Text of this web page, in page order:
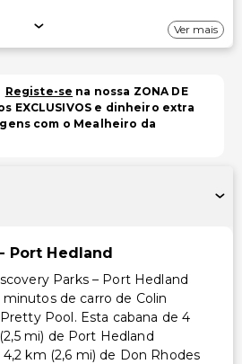
cadeira de rodas
cadeira de rodas
para cadeira de rodas
Ver mais
Registe-se na nossa ZONA DE
EXCLUSIVOS e dinheiro extra
com o Mealheiro da
Port Hedland
Parks – Port Hedland
minutos de carro de Colin
Pool. Esta cabana de 4
mi) de Port Hedland
km (2,6 mi) de Don Rhodes